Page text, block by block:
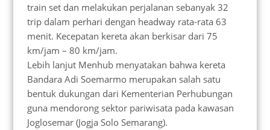
train set dan melakukan perjalanan sebanyak 32
trip dalam perhari dengan headway rata-rata 63
menit. Kecepatan kereta akan berkisar dari 75
km/jam – 80 km/jam.
Lebih lanjut Menhub menyatakan bahwa kereta
Bandara Adi Soemarmo merupakan salah satu
bentuk dukungan dari Kementerian Perhubungan
guna mendorong sektor pariwisata pada kawasan
Joglosemar (Jogja Solo Semarang).